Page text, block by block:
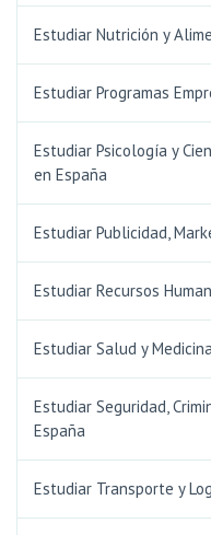
Estudiar Nutrición y
Estudiar Programas
Estudiar Psicología y
en España
Estudiar Publicidad,
Estudiar Recursos
Estudiar Salud y
Estudiar Seguridad,
España
Estudiar Transporte y